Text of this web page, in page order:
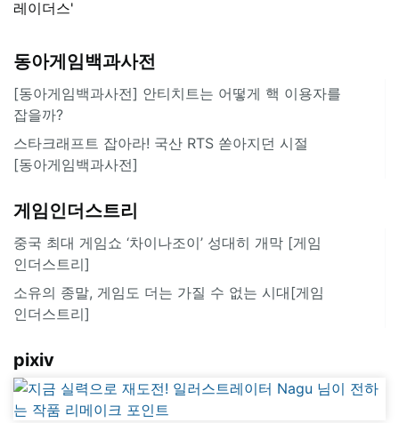
레이더스'
동아게임백과사전
[동아게임백과사전] 안티치트는 어떻게 핵 이용자를
잡을까?
스타크래프트 잡아라! 국산 RTS 쏟아지던 시절
[동아게임백과사전]
게임인더스트리
중국 최대 게임쇼 ‘차이나조이’ 성대히 개막 [게임
인더스트리]
소유의 종말, 게임도 더는 가질 수 없는 시대[게임
인더스트리]
pixiv